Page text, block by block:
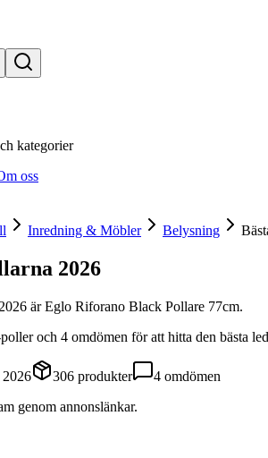
kategorier
oss
Inredning & Möbler Belysning
2026
2026 ärEglo Riforano Black Pollare 77cm.
och 4 omdömen för att hitta den bästa
2026 306 produkter 4 omdömen
genom annonslänkar.